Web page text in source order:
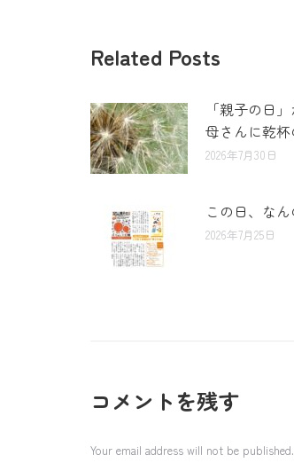
Related Posts
「親子の日
母さんに乾杯
2026年7月30日
この日、なん
2026年7月25日
コメントを残す
Your email address will not be